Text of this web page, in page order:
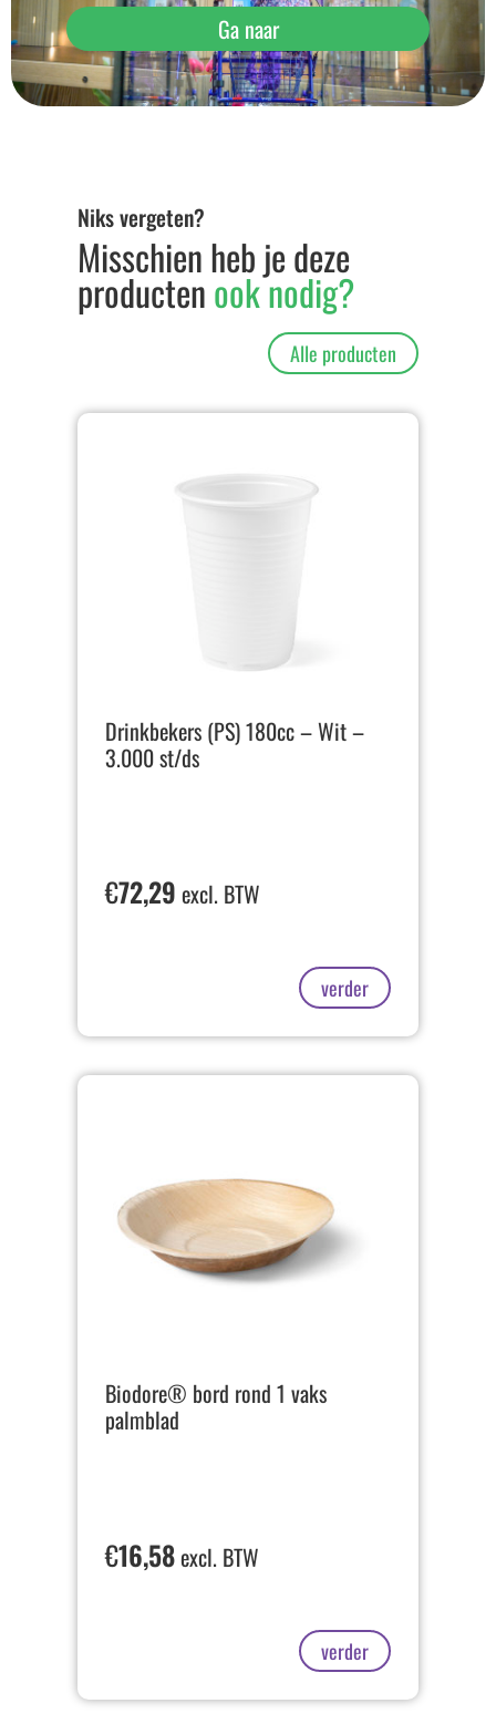
Ga naar
Niks vergeten?
Misschien heb je deze
productenook nodig?
Alle producten
Drinkbekers (PS) 180cc – Wit –
3.000 st/ds
€72,29 excl. BTW
verder
Biodore® bord rond 1 vaks
palmblad
€16,58excl. BTW
verder